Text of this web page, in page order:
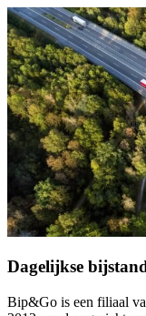
Dagelijkse
Bip&Go is een filiaal